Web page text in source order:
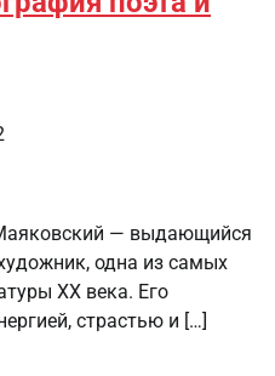
— выдающийся
одна из самых
XX века. Его
страстью и […]